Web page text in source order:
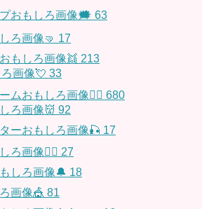
おもしろ画像🗯 63
ろ画像🤜 17
もしろ画像👯 213
画像💘 33
ムおもしろ画像🧚‍♀️ 680
ろ画像👹 92
ーおもしろ画像🎣 17
ろ画像🤹‍♂️ 27
しろ画像🔔 18
画像🎪 81